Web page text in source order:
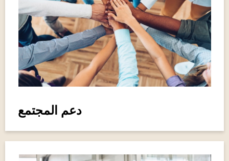
دعم المجتمع